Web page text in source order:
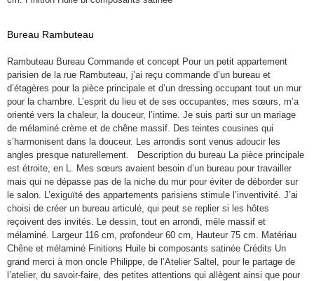
Bureau Rambuteau
Rambuteau Bureau Commande et concept Pour un petit appartement
parisien de la rue Rambuteau, j’ai reçu commande d’un bureau et
d’étagères pour la pièce principale et d’un dressing occupant tout un mur
pour la chambre. L’esprit du lieu et de ses occupantes, mes sœurs, m’a
orienté vers la chaleur, la douceur, l’intime. Je suis parti sur un mariage
de mélaminé crème et de chêne massif. Des teintes cousines qui
s’harmonisent dans la douceur. Les arrondis sont venus adoucir les
angles presque naturellement. Description du bureau La pièce principale
est étroite, en L. Mes sœurs avaient besoin d’un bureau pour travailler
mais qui ne dépasse pas de la niche du mur pour éviter de déborder sur
le salon. L’exiguïté des appartements parisiens stimule l’inventivité. J’ai
choisi de créer un bureau articulé, qui peut se replier si les hôtes
reçoivent des invités. Le dessin, tout en arrondi, mêle massif et
mélaminé. Largeur 116 cm, profondeur 60 cm, Hauteur 75 cm. Matériau
Chêne et mélaminé Finitions Huile bi composants satinée Crédits Un
grand merci à mon oncle Philippe, de l’Atelier Saltel, pour le partage de
l’atelier, du savoir-faire, des petites attentions qui allègent ainsi que pour